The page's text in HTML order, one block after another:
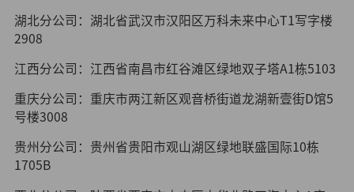
湖北分公司：湖北省武汉市汉阳区万科未来中心T1写字楼
2908
江西分公司：江西省南昌市红谷滩区绿地双子塔A1栋5103
重庆分公司：重庆市两江新区观音桥街道龙湖新壹街D馆5
号楼3008
贵州分公司：贵州省贵阳市观山湖区绿地联盛国际10栋
1705B